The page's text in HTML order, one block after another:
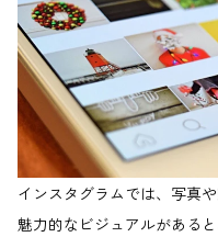
インスタグラムでは、写真
魅力的なビジュアルがある